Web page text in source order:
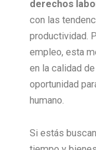
derechos
con las
productividad.
empleo, esta
en la calidad
oportunidad
humano.
Si estás